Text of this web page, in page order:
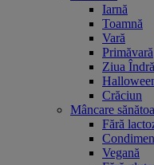
Iarnă
Toamnă
Vară
Primăvară
Ziua
Crăciun
Mâncare
Fără
Vegană